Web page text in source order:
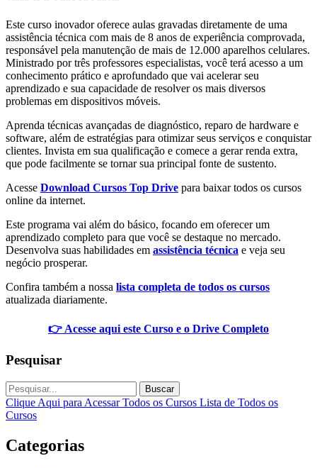
Este curso inovador oferece aulas gravadas diretamente de uma
assistência técnica com mais de 8 anos de experiência comprovada,
responsável pela manutenção de mais de 12.000 aparelhos celulares.
Ministrado por três professores especialistas, você terá acesso a um
conhecimento prático e aprofundado que vai acelerar seu
aprendizado e sua capacidade de resolver os mais diversos
problemas em dispositivos móveis.
Aprenda técnicas avançadas de diagnóstico, reparo de hardware e
software, além de estratégias para otimizar seus serviços e conquistar
clientes. Invista em sua qualificação e comece a gerar renda extra,
que pode facilmente se tornar sua principal fonte de sustento.
Acesse Download Cursos Top Drive para baixar todos os cursos
online da internet.
Este programa vai além do básico, focando em oferecer um
aprendizado completo para que você se destaque no mercado.
Desenvolva suas habilidades em assistência técnica e veja seu
negócio prosperar.
Confira também a nossa lista completa de todos os cursos
atualizada diariamente.
👉 Acesse aqui este Curso e o Drive Completo
Pesquisar
Buscar
Clique Aqui para Acessar Todos os Cursos Lista de Todos os
Cursos
Categorias